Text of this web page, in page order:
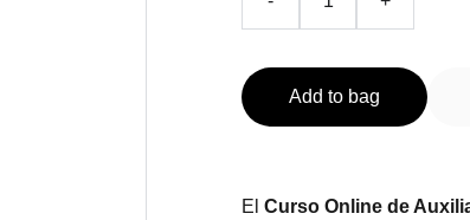
Add to bag
El Curso Online de